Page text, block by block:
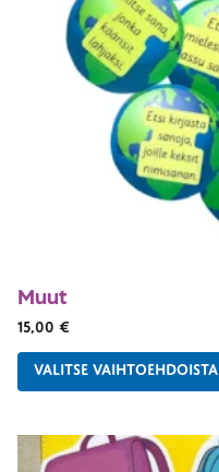
Muut
15,00 €
VALITSE VAIHTOEHDOISTA